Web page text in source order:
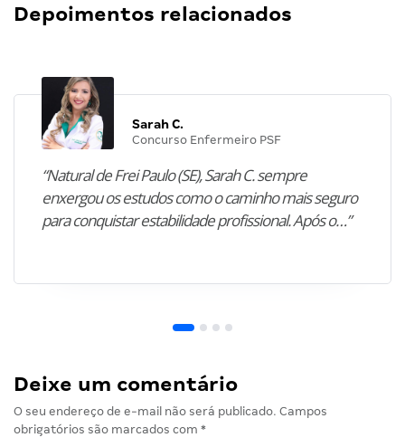
Depoimentos relacionados
Sarah C.
Concurso Enfermeiro PSF
“Natural de Frei Paulo (SE), Sarah C. sempre
enxergou os estudos como o caminho mais seguro
para conquistar estabilidade profissional. Após o…”
Deixe um comentário
O seu endereço de e-mail não será publicado. Campos
obrigatórios são marcados com *